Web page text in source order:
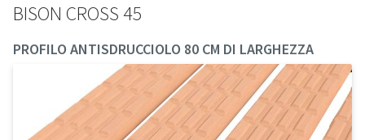
BISON CROSS 45
PROFILO ANTISDRUCCIOLO 80 CM DI LARGHEZZA